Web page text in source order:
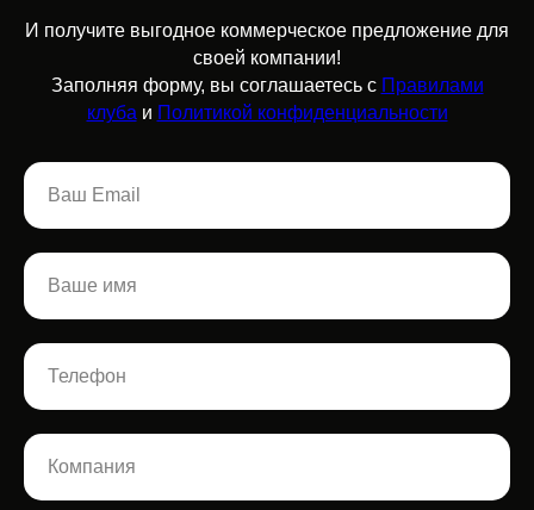
И получите выгодное коммерческое предложение для
своей компании!
Заполняя форму, вы соглашаетесь с Правилами
клуба и Политикой конфиденциальности